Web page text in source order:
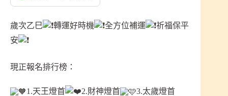
歲次乙巳 轉運好時機 全方位補運
祈福保平
安
現正報名排行榜：
1.天王燈首 2.財神燈首 3.太歲燈首